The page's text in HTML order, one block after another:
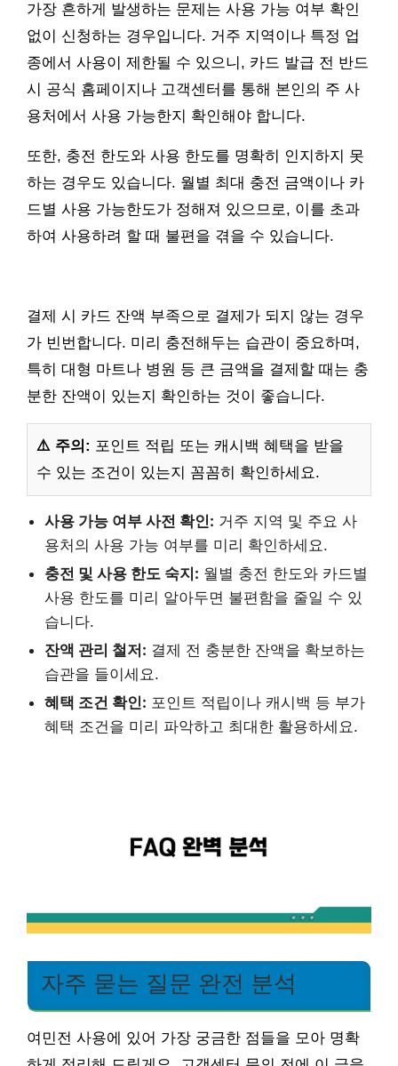
가장 흔하게 발생하는 문제는 사용 가능 여부 확인
없이 신청하는 경우입니다. 거주 지역이나 특정 업
종에서 사용이 제한될 수 있으니, 카드 발급 전 반드
시 공식 홈페이지나 고객센터를 통해 본인의 주 사
용처에서 사용 가능한지 확인해야 합니다.
또한, 충전 한도와 사용 한도를 명확히 인지하지 못
하는 경우도 있습니다. 월별 최대 충전 금액이나 카
드별 사용 가능한도가 정해져 있으므로, 이를 초과
하여 사용하려 할 때 불편을 겪을 수 있습니다.
결제 시 카드 잔액 부족으로 결제가 되지 않는 경우
가 빈번합니다. 미리 충전해두는 습관이 중요하며,
특히 대형 마트나 병원 등 큰 금액을 결제할 때는 충
분한 잔액이 있는지 확인하는 것이 좋습니다.
⚠️ 주의: 포인트 적립 또는 캐시백 혜택을 받을
수 있는 조건이 있는지 꼼꼼히 확인하세요.
사용 가능 여부 사전 확인: 거주 지역 및 주요 사
용처의 사용 가능 여부를 미리 확인하세요.
충전 및 사용 한도 숙지: 월별 충전 한도와 카드별
사용 한도를 미리 알아두면 불편함을 줄일 수 있
습니다.
잔액 관리 철저: 결제 전 충분한 잔액을 확보하는
습관을 들이세요.
혜택 조건 확인: 포인트 적립이나 캐시백 등 부가
혜택 조건을 미리 파악하고 최대한 활용하세요.
자주 묻는 질문 완전 분석
여민전 사용에 있어 가장 궁금한 점들을 모아 명확